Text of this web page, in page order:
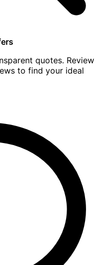
quotes. Review
to find your ideal